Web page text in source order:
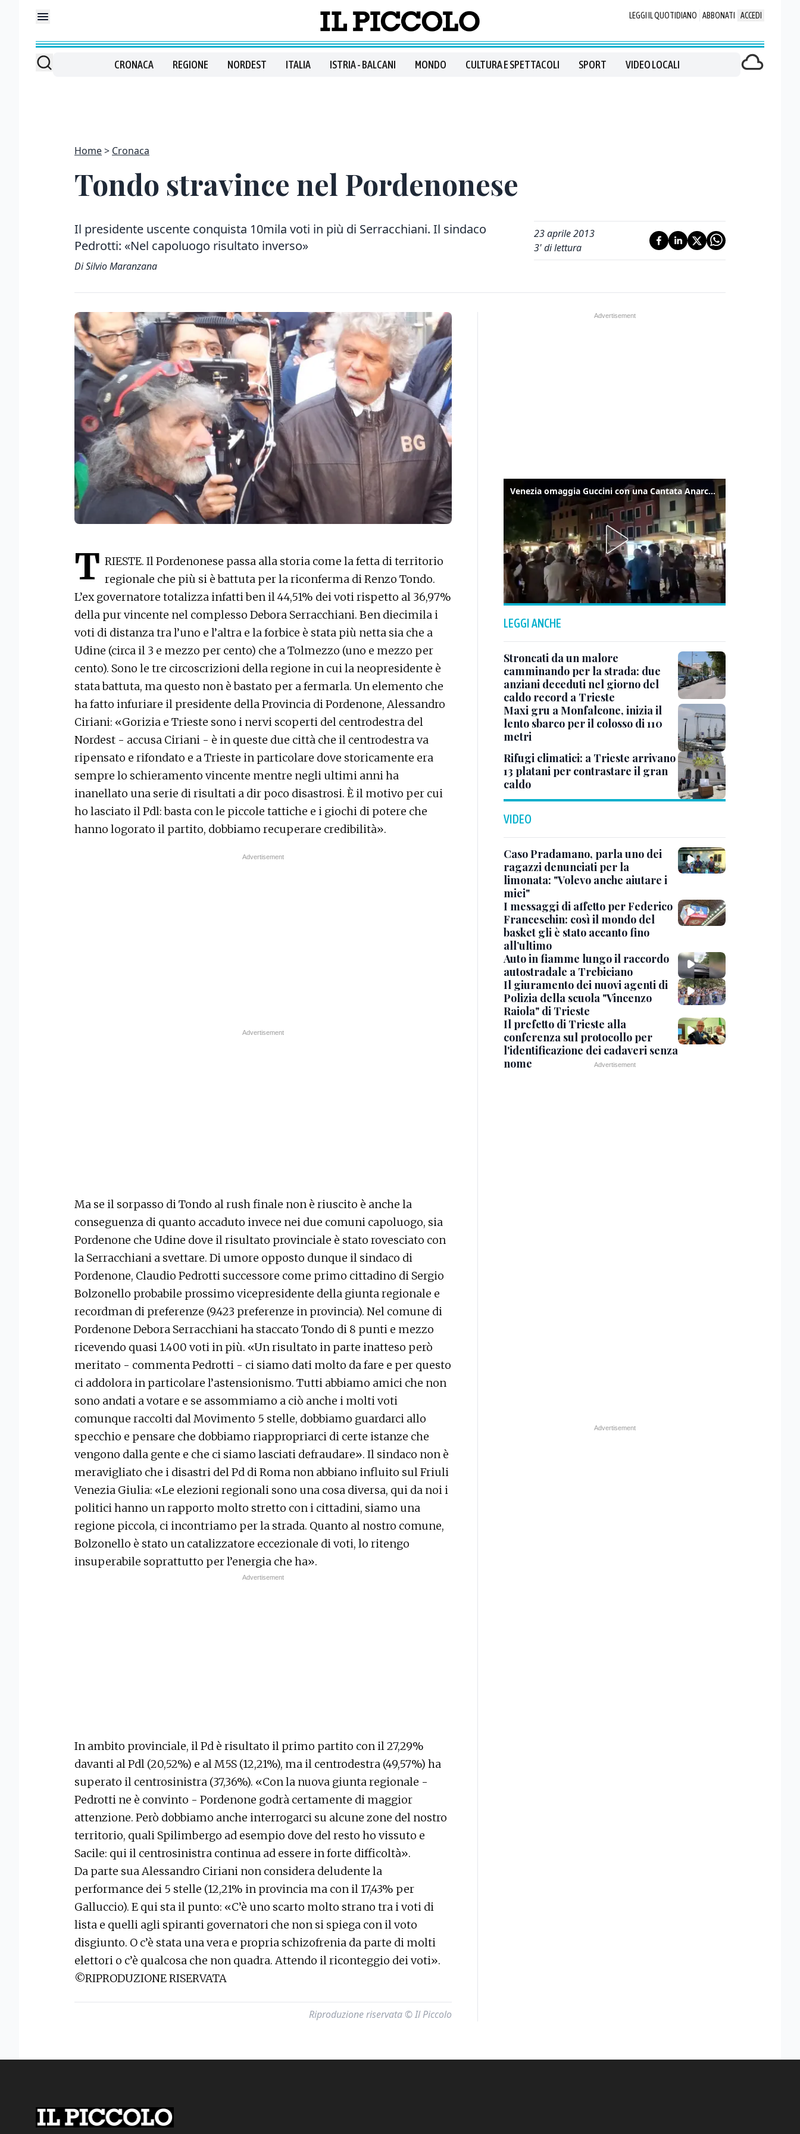
LEGGI IL QUOTIDIANO ABBONATI ACCEDI
CRONACA REGIONE NORDEST ITALIA ISTRIA - BALCANI MONDO CULTURA E SPETTACOLI SPORT VIDEO LOCALI
Home Cronaca
Tondo stravince nel Pordenonese
Il presidente uscente conquista 10mila voti in più di Serracchiani. Il sindaco
Pedrotti: «Nel capoluogo risultato inverso»
Di Silvio Maranzana
23 aprile 2013
3' di lettura
T RIESTE. Il Pordenonese passa alla storia come la fetta di territorio
regionale che più si è battuta per la riconferma di Renzo Tondo.
L’ex governatore totalizza infatti ben il 44,51% dei voti rispetto al 36,97%
della pur vincente nel complesso Debora Serracchiani. Ben diecimila i
voti di distanza tra l’uno e l’altra e la forbice è stata più netta sia che a
Udine (circa il 3 e mezzo per cento) che a Tolmezzo (uno e mezzo per
cento). Sono le tre circoscrizioni della regione in cui la neopresidente è
stata battuta, ma questo non è bastato per a fermarla. Un elemento che
ha fatto infuriare il presidente della Provincia di Pordenone, Alessandro
Ciriani: «Gorizia e Trieste sono i nervi scoperti del centrodestra del
Nordest - accusa Ciriani - è in queste due città che il centrodestra va
ripensato e rifondato e a Trieste in particolare dove storicamente era
sempre lo schieramento vincente mentre negli ultimi anni ha
inanellato una serie di risultati a dir poco disastrosi. È il motivo per cui
ho lasciato il Pdl: basta con le piccole tattiche e i giochi di potere che
hanno logorato il partito, dobbiamo recuperare credibilità».
Ma se il sorpasso di Tondo al rush finale non è riuscito è anche la
conseguenza di quanto accaduto invece nei due comuni capoluogo, sia
Pordenone che Udine dove il risultato provinciale è stato rovesciato con
la Serracchiani a svettare. Di umore opposto dunque il sindaco di
Pordenone, Claudio Pedrotti successore come primo cittadino di Sergio
Bolzonello probabile prossimo vicepresidente della giunta regionale e
recordman di preferenze (9.423 preferenze in provincia). Nel comune di
Pordenone Debora Serracchiani ha staccato Tondo di 8 punti e mezzo
ricevendo quasi 1.400 voti in più. «Un risultato in parte inatteso però
meritato - commenta Pedrotti - ci siamo dati molto da fare e per questo
ci addolora in particolare l’astensionismo. Tutti abbiamo amici che non
sono andati a votare e se assommiamo a ciò anche i molti voti
comunque raccolti dal Movimento 5 stelle, dobbiamo guardarci allo
specchio e pensare che dobbiamo riappropriarci di certe istanze che
vengono dalla gente e che ci siamo lasciati defraudare». Il sindaco non è
meravigliato che i disastri del Pd di Roma non abbiano influito sul Friuli
Venezia Giulia: «Le elezioni regionali sono una cosa diversa, qui da noi i
politici hanno un rapporto molto stretto con i cittadini, siamo una
regione piccola, ci incontriamo per la strada. Quanto al nostro comune,
Bolzonello è stato un catalizzatore eccezionale di voti, lo ritengo
insuperabile soprattutto per l’energia che ha».
In ambito provinciale, il Pd è risultato il primo partito con il 27,29%
davanti al Pdl (20,52%) e al M5S (12,21%), ma il centrodestra (49,57%) ha
superato il centrosinistra (37,36%). «Con la nuova giunta regionale -
Pedrotti ne è convinto - Pordenone godrà certamente di maggior
attenzione. Però dobbiamo anche interrogarci su alcune zone del nostro
territorio, quali Spilimbergo ad esempio dove del resto ho vissuto e
Sacile: qui il centrosinistra continua ad essere in forte difficoltà».
Da parte sua Alessandro Ciriani non considera deludente la
performance dei 5 stelle (12,21% in provincia ma con il 17,43% per
Galluccio). E qui sta il punto: «C’è uno scarto molto strano tra i voti di
lista e quelli agli spiranti governatori che non si spiega con il voto
disgiunto. O c’è stata una vera e propria schizofrenia da parte di molti
elettori o c’è qualcosa che non quadra. Attendo il riconteggio dei voti».
©RIPRODUZIONE RISERVATA
Riproduzione riservata © Il Piccolo
Venezia omaggia Guccini con una Cantata Anarchica in campo Santa Margherita
LEGGI ANCHE
Stroncati da un malore
camminando per la strada: due
anziani deceduti nel giorno del
caldo record a Trieste
Maxi gru a Monfalcone, inizia il
lento sbarco per il colosso di 110
metri
Rifugi climatici: a Trieste arrivano
13 platani per contrastare il gran
caldo
VIDEO
Caso Pradamano, parla uno dei
ragazzi denunciati per la
limonata: "Volevo anche aiutare i
miei"
I messaggi di affetto per Federico
Franceschin: così il mondo del
basket gli è stato accanto fino
all’ultimo
Auto in fiamme lungo il raccordo
autostradale a Trebiciano
Il giuramento dei nuovi agenti di
Polizia della scuola "Vincenzo
Raiola" di Trieste
Il prefetto di Trieste alla
conferenza sul protocollo per
l'identificazione dei cadaveri senza
nome